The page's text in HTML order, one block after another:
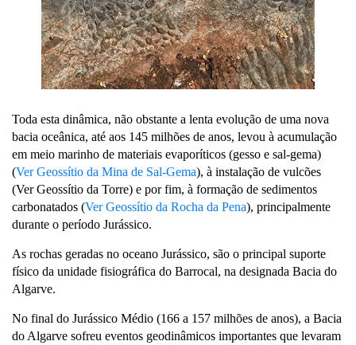
Toda esta dinâmica, não obstante a lenta evolução de uma nova
bacia oceânica, até aos 145 milhões de anos, levou à acumulação
em meio marinho de materiais evaporíticos (gesso e sal-gema)
(Ver Geossítio da Mina de Sal-Gema), à instalação de vulcões
(Ver Geossítio da Torre) e por fim, à formação de sedimentos
carbonatados (Ver Geossítio da Rocha da Pena), principalmente
durante o período Jurássico.
As rochas geradas no oceano Jurássico, são o principal suporte
físico da unidade fisiográfica do Barrocal, na designada Bacia do
Algarve.
No final do Jurássico Médio (166 a 157 milhões de anos), a Bacia
do Algarve sofreu eventos geodinâmicos importantes que levaram